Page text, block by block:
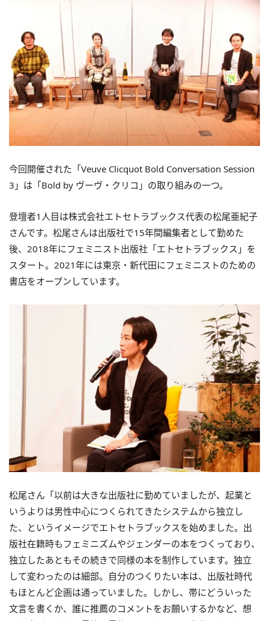
今回開催された「Veuve Clicquot Bold Conversation Session
3」は「Bold by ヴーヴ・クリコ」の取り組みの一つ。
登壇者1人目は株式会社エトセトラブックス代表の松尾亜紀子
さんです。松尾さんは出版社で15年間編集者として勤めた
後、2018年にフェミニスト出版社「エトセトラブックス」を
スタート。2021年には東京・新代田にフェミニストのための
書店をオープンしています。
松尾さん「以前は大きな出版社に勤めていましたが、起業と
いうよりは男性中心につくられてきたシステムから独立し
た、というイメージでエトセトラブックスを始めました。出
版社在籍時もフェミニズムやジェンダーの本をつくっており、
独立したあともその続きで同様の本を制作しています。独立
して変わったのは細部。自分のつくりたい本は、出版社時代
もほとんど企画は通っていました。しかし、帯にどういった
文言を書くか、誰に推薦のコメントをお願いするかなど、想